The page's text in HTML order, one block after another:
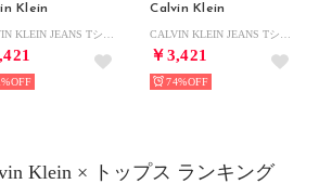
Klein Calvin Klein
￥3,421
74%
Klein × トップス ランキング